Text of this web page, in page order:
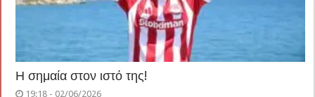
Η σημαία στον ιστό της!
19:18 - 02/06/2026